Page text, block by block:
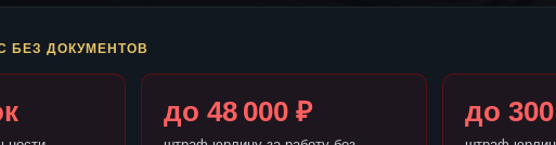
БЕЗ ДОКУМЕНТОВ
до 48 000 ₽ до